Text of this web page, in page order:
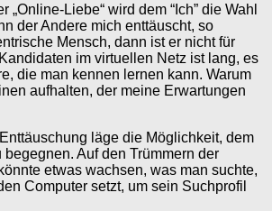
„Online-Liebe“ wird dem “Ich” die Wahl
der Andere mich enttäuscht, so
Mensch, dann ist er nicht für
im virtuellen Netz ist lang, es
die man kennen lernen kann. Warum
aufhalten, der meine Erwartungen
läge die Möglichkeit, dem
Auf den Trümmern der
etwas wachsen, was man suchte,
Computer setzt, um sein Suchprofil